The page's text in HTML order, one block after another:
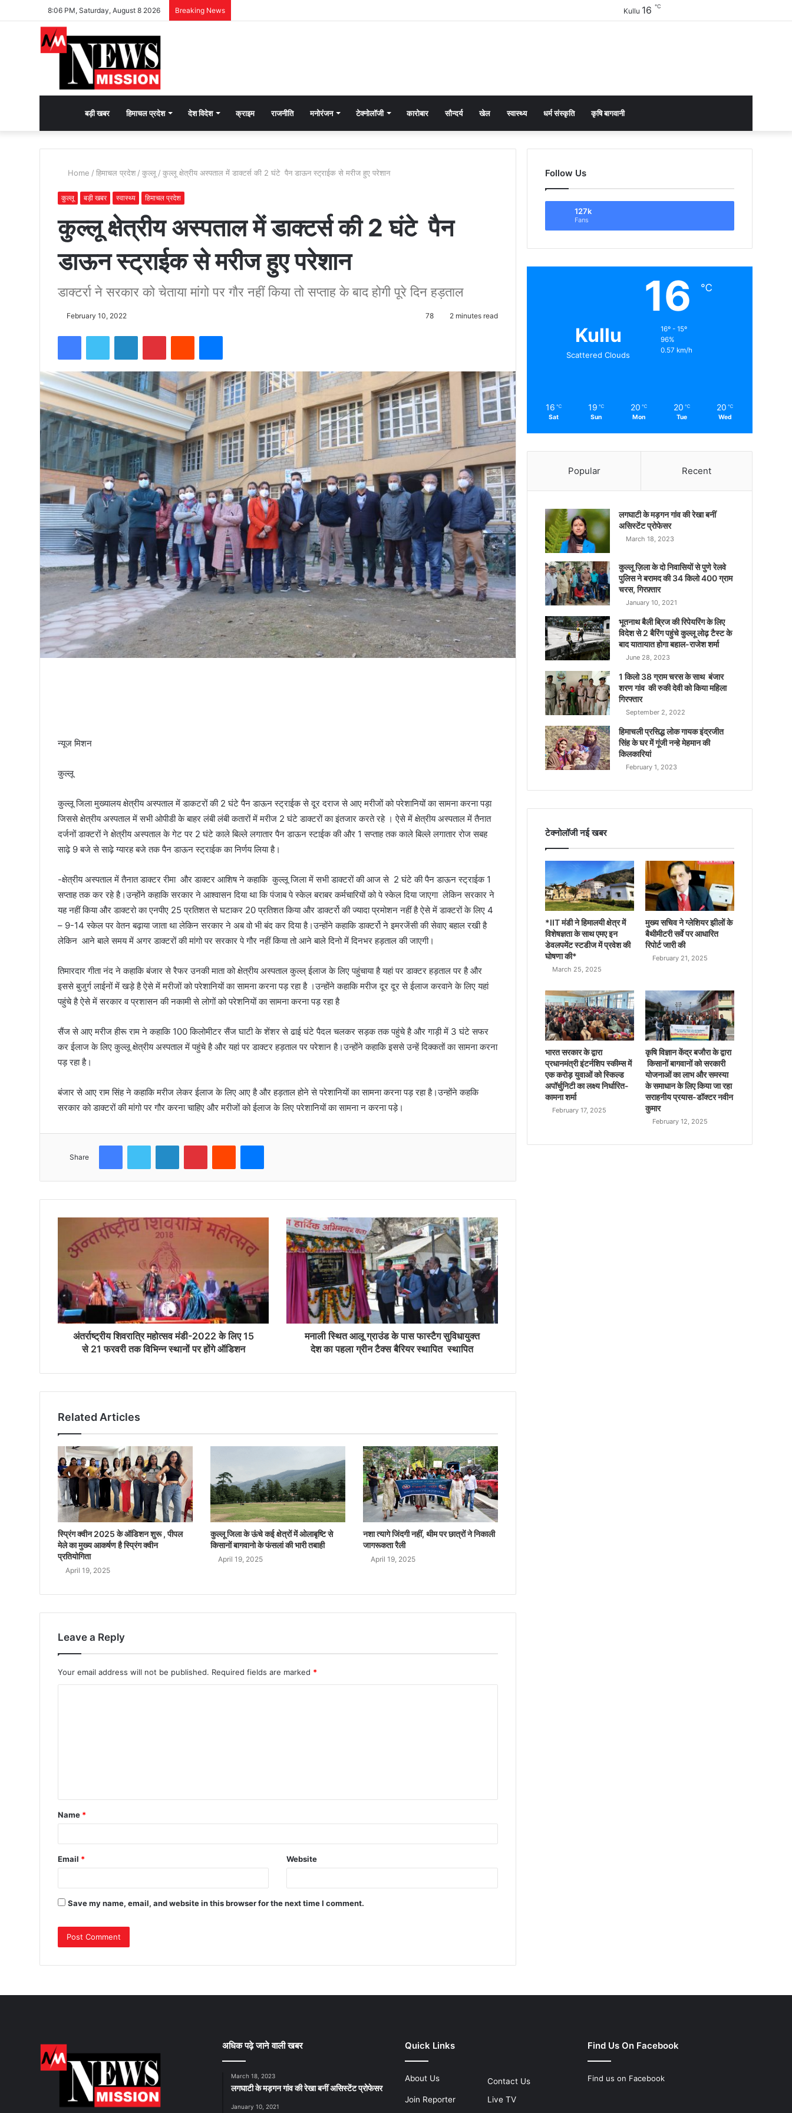
8:06 PM, Saturday, August 8 2026 Breaking News Kullu 16 ℃
भक्ति
भावना
जगाने
को
फीट
उंची
चोटी
पर
फहराया
तिरंगा
बड़ी खबर हिमाचल प्रदेश देश विदेश क्राइम राजनीति मनोरंजन टेक्नोलॉजी कारोबार सौन्दर्य खेल स्वास्थ्य धर्म संस्कृति कृषि बागवानी
Home / हिमाचल प्रदेश / कुल्लू / कुल्लू क्षेत्रीय अस्पताल में डाक्टर्स की 2 घंटे पैन डाऊन स्ट्राईक से मरीज हुए परेशान
कुल्लू बड़ी खबर स्वास्थ्य हिमाचल प्रदेश
कुल्लू क्षेत्रीय अस्पताल में डाक्टर्स की 2 घंटे पैन
डाऊन स्ट्राईक से मरीज हुए परेशान
डाक्टर्रा ने सरकार को चेताया मांगो पर गौर नहीं किया तो सप्ताह के बाद होगी पूरे दिन हड़ताल
February 10, 2022 78 2 minutes read
न्यूज मिशन
कुल्लू
कुल्लू जिला मुख्यालय क्षेत्रीय अस्पताल में डाकटरों की 2 घंटे पैन डाऊन स्ट्राईक से दूर दराज से आए मरीजों को परेशानियों का सामना करना पड़ा
जिससे क्षेत्रीय अस्पताल में सभी ओपीडी के बाहर लंबी लंबी कतारों में मरीज 2 घंटे डाक्टरों का इंतजार करते रहे । ऐसे में क्षेत्रीय अस्पताल में तैनात
दर्जनों डाक्टरों ने क्षेत्रीय अस्पताल के गेट पर 2 घंटे काले बिल्ले लगातार पैन डाऊन स्टाईक की और 1 सप्ताह तक काले बिल्ले लगातार रोज सबह
साढ़े 9 बजे से साढ़े ग्यारह बजे तक पैन डाऊन स्ट्राईक का निर्णय लिया है।
-क्षेत्रीय अस्पताल में तैनात डाक्टर रीमा और डाक्टर आशिष ने कहाकि कुल्लू जिला में सभी डाक्टरों की आज से 2 घंटे की पैन डाऊन स्ट्राईक 1
सप्ताह तक कर रहे है।उन्होंने कहाकि सरकार ने आश्वासन दिया था कि पंजाब पे स्केल बराबर कर्मचारियों को पे स्केल दिया जाएगा लेकिन सरकार ने
यह नहीं किया और डाक्टरो का एनपीए 25 प्रतिशत से घटाकर 20 प्रतिशत किया और डाक्टर्रो की ज्यादा प्रमोशन नहीं है ऐसे में डाक्टरों के लिए 4
– 9-14 स्केल पर वेतन बढ़ाया जाता था लेकिन सरकार ने अब वो भी बंद कर दिया है।उन्होंने कहाकि डाक्टर्रो ने इमरजेंसी की सेवाए बहाल रखी है
लेकिन आने बाले समय में अगर डाक्टरों की मांगो पर सरकार पे गौर नहीं किया तो आने बाले दिनो में दिनभर हड़ताल की जाएगी।
तिमारदार गीता नंद ने कहाकि बंजार से रैफर उनकी माता को क्षेत्रीय अस्पताल कुल्ल् ईलाज के लिए पहुंचाया है यहां पर डाक्टर हड़ताल पर है और
इससे बुजुर्ग लाईनों में खड़े है ऐसे में मरीजों को परेशानियों का सामना करना पड़ रहा है ।उन्होंने कहाकि मरीज दूर दूर से ईलाज करवाने के लिए यहां
पहुंचे है ऐसे में सरकार व प्रशासन की नकामी से लोगों को परेशनियों का सामना करना पड़ रहा है
सैंज से आए मरीज हीरू राम ने कहाकि 100 किलोमीटर सैंज घाटी के शेंशर से ढाई घंटे पैदल चलकर सड़क तक पहुंचे है और गाड़ी में 3 घंटे सफर
कर ईलाज के लिए कुल्लू क्षेत्रीय अस्पताल में पहुंचे है और यहां पर डाक्टर हड़ताल पर परेशान है।उन्होंने कहाकि इससे उन्हें दिक्कतों का सामना करना
पड़ रहा है।
बंजार से आए राम सिंह ने कहाकि मरीज लेकर ईलाज के लिए आए है और हड़ताल होने से परेशानियों का सामना करना पड़ रहा है।उन्होंने कहकि
सरकार को डाक्टरों की मांगो पर गौर करना चाहिए और मरीजों को ईलाज के लिए परेशानियों का सामना न करना पड़े।
Share
अंतर्राष्ट्रीय शिवरात्रि महोत्सव मंडी-2022 के लिए 15
से 21 फरवरी तक विभिन्न स्थानों पर होंगे ऑडिशन
मनाली स्थित आलू ग्राउंड के पास फास्टैग सुविधायुक्त
देश का पहला ग्रीन टैक्स बैरियर स्थापित स्थापित
Related Articles
स्प्रिंग क्वीन 2025 के ऑडिशन शुरू , पीपल
मेले का मुख्य आकर्षण है स्प्रिंग क्वीन
प्रतियोगिता
April 19, 2025
कुल्लू जिला के ऊंचे कई क्षेत्रों में ओलाबृष्टि से
किसानों बागवानो के फंसलां की भारी तबाही
April 19, 2025
नशा त्यागे जिंदगी नहीं, थीम पर छात्रों ने निकाली
जागरूकता रैली
April 19, 2025
Leave a Reply
Your email address will not be published. Required fields are marked *
Name *
Email * Website
Save my name, email, and website in this browser for the next time I comment.
Follow Us
127k
Fans
Kullu
Scattered Clouds
16 ℃
16º - 15º
96%
0.57 km/h
16 ℃
Sat
19 ℃
Sun
20 ℃
Mon
20 ℃
Tue
20 ℃
Wed
Popular Recent
लगघाटी के मड़गन गांव की रेखा बनीं
असिस्टेंट प्रोफेसर
March 18, 2023
कुल्लू ज़िला के दो निवासियों से पुणे रेलवे
पुलिस ने बरामद की 34 किलो 400 ग्राम
चरस, गिरफ़्तार
January 10, 2021
भूतनाथ बैली ब्रिज की रिपेयरिंग के लिए
विदेश से 2 बैरिंग पहुंचे कुल्लू लोढ़ टैस्ट के
बाद यातायात होगा बहाल-राजेश शर्मा
June 28, 2023
1 किलो 38 ग्राम चरस के साथ बंजार
शरण गांव की रुकी देवी को किया महिला
गिरफ्तार
September 2, 2022
हिमाचली प्रसिद्ध लोक गायक इंद्रजीत
सिंह के घर में गूंजी नन्हे मेहमान की
किलकारियां
February 1, 2023
टेक्नोलॉजी नई खबर
*IIT मंडी ने हिमालयी क्षेत्र में
विशेषज्ञता के साथ एमए इन
डेवलपमेंट स्टडीज में प्रवेश की
घोषणा की*
March 25, 2025
मुख्य सचिव ने ग्लेशियर झीलों के
बैथीमीटरी सर्वे पर आधारित
रिपोर्ट जारी की
February 21, 2025
भारत सरकार के द्वारा
प्रधानमंत्री इंटर्नशिप स्कीम्स में
एक करोड़ युवाओं को स्किल्ड
अपॉर्चुनिटी का लक्ष्य निर्धारित-
कामना शर्मा
February 17, 2025
कृषि विज्ञान केंद्र बजौरा के द्वारा
किसानों बागवानों को सरकारी
योजनाओं का लाभ और समस्या
के समाधान के लिए किया जा रहा
सराहनीय प्रयास-डॉक्टर नवीन
कुमार
February 12, 2025
अधिक पढ़े जाने वाली खबर
March 18, 2023
लगघाटी के मड़गन गांव की रेखा बनीं असिस्टेंट प्रोफेसर
January 10, 2021
Quick Links
About Us
Contact Us
Join Reporter
Live TV
Find Us On Facebook
Find us on Facebook